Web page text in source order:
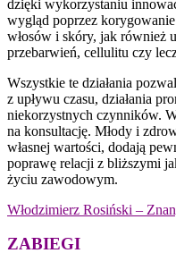
dzięki wykorzystaniu
wygląd poprzez
włosów i skóry, jak również
przebarwień, cellulitu czy
Wszystkie te działania
z upływu czasu, działania
niekorzystnych czynników.
na konsultację. Młody i
własnej wartości, dodają
poprawę relacji z bliższymi
życiu zawodowym.
Włodzimierz Rosiński –
ZABIEGI